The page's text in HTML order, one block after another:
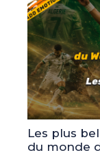
Les plus
du monde